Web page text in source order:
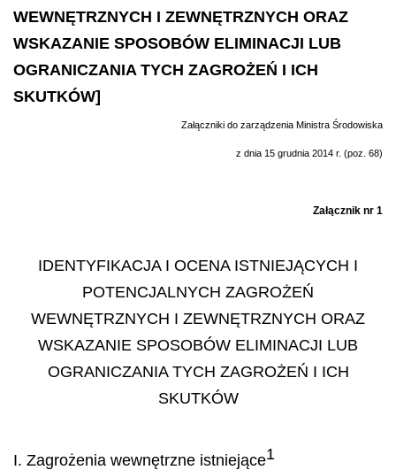
WEWNĘTRZNYCH I ZEWNĘTRZNYCH ORAZ
WSKAZANIE SPOSOBÓW ELIMINACJI LUB
OGRANICZANIA TYCH ZAGROŻEŃ I ICH
SKUTKÓW]
Załączniki do zarządzenia Ministra Środowiska
z dnia 15 grudnia 2014 r. (poz. 68)
Załącznik nr 1
IDENTYFIKACJA I OCENA ISTNIEJĄCYCH I
POTENCJALNYCH ZAGROŻEŃ
WEWNĘTRZNYCH I ZEWNĘTRZNYCH ORAZ
WSKAZANIE SPOSOBÓW ELIMINACJI LUB
OGRANICZANIA TYCH ZAGROŻEŃ I ICH
SKUTKÓW
I. Zagrożenia wewnętrzne istniejące1